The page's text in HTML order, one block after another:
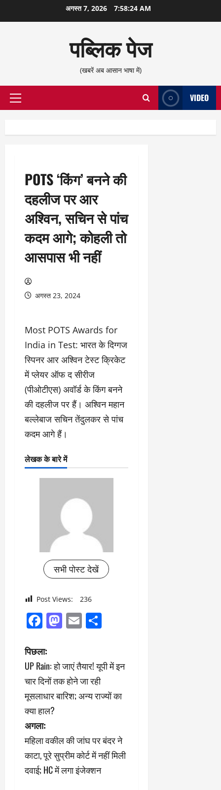
सामग्री
अगस्त 7, 2026 7:58:25 AM
पब्लिक पेज
(खबरें अब आसान भाषा में)
प्राथमिक
VIDEO
POTS ‘किंग’ बनने की
दहलीज पर आर
अश्विन, सचिन से पांच
कदम आगे; कोहली तो
आसपास भी नहीं
अगस्त 23, 2024
Most POTS Awards for
India in Test: भारत के दिग्गज
स्पिनर आर अश्विन टेस्ट क्रिकेट
में प्लेयर ऑफ द सीरीज
(पीओटीएस) अवॉर्ड के किंग बनने
की दहलीज पर हैं। अश्विन महान
बल्लेबाज सचिन तेंदुलकर से पांच
कदम आगे हैं।
लेखक के बारे में
सभी पोस्ट देखें
Post Views: 236
Facebook
Mastodon
Email
पो
स्ट
ने
वि
गे
श
न
पिछला:
UP Rain: हो जाएं तैयार! यूपी में इन
चार दिनों तक होने जा रही
मूसलाधार बारिश; अन्य राज्यों का
क्या हाल?
अगला:
महिला वकील की जांघ पर बंदर ने
काटा, पूरे सुप्रीम कोर्ट में नहीं मिली
दवाई; HC में लगा इंजेक्शन